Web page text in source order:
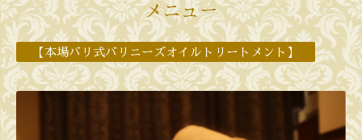
メニュー
【本場バリ式バリニーズオイルトリートメント】